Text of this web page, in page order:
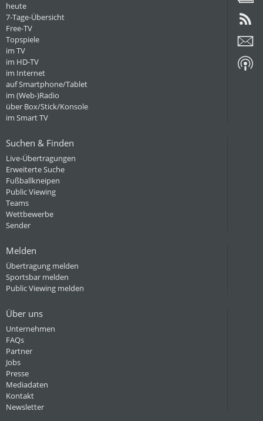
heute
7-Tage-Übersicht
Free-TV
Topspiele
im TV
im HD-TV
im Internet
auf Smartphone/Tablet
im (Web-)Radio
über Box/Stick/Konsole
im Smart TV
Suchen & Finden
Live-Übertragungen
Erweiterte Suche
Fußballkneipen
Public Viewing
Teams
Wettbewerbe
Sender
Melden
Übertragung melden
Sportsbar melden
Public Viewing melden
Über uns
Unternehmen
FAQs
Partner
Jobs
Presse
Mediadaten
Kontakt
Newsletter